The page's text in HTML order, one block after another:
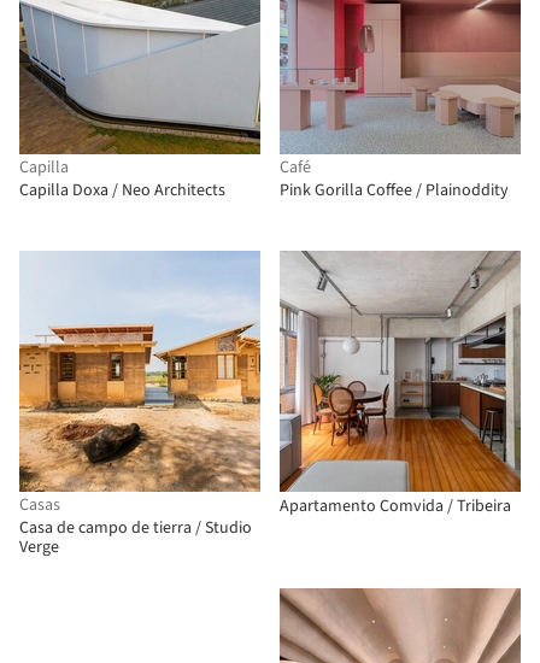
Capilla
Capilla Doxa / Neo Architects
Café
Pink Gorilla Coffee / Plainoddity
Casas
Casa de campo de tierra / Studio
Verge
Apartamento Comvida / Tribeira